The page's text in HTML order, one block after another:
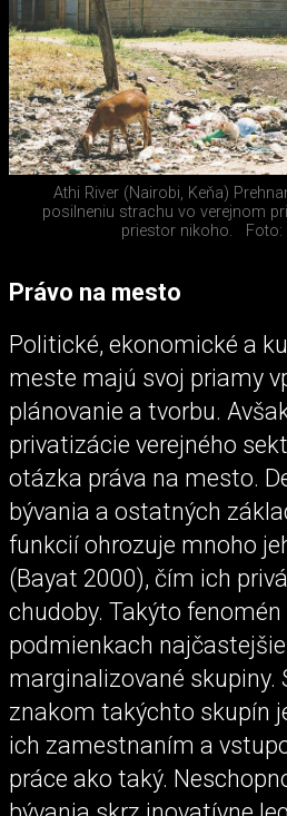
Athi River (Nairobi, Keňa)
posilneniu strachu vo verejnom
priestor nikoho.
Právo na mesto
Politické, ekonomické a
meste majú svoj priamy
plánovanie a tvorbu.
privatizácie verejného
otázka práva na mesto.
bývania a ostatných
funkcií ohrozuje mnoho
(Bayat 2000), čím ich
chudoby. Takýto fenomén
podmienkach
marginalizované skupiny.
znakom takýchto skupín
ich zamestnaním a
práce ako taký.